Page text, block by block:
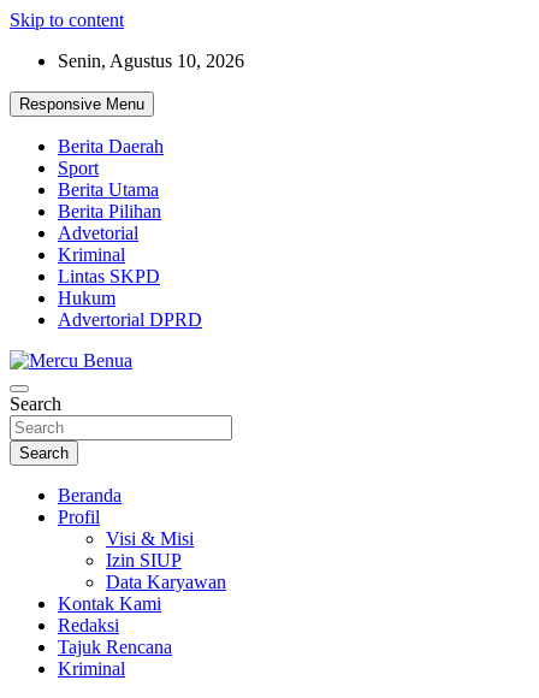
Skip to content
Senin, Agustus 10, 2026
Responsive Menu
Berita Daerah
Sport
Berita Utama
Berita Pilihan
Advetorial
Kriminal
Lintas SKPD
Hukum
Advertorial DPRD
Mercu Benua
Suara Masyarakat Bawah
Search
Search
Beranda
Profil
Visi & Misi
Izin SIUP
Data Karyawan
Kontak Kami
Redaksi
Tajuk Rencana
Kriminal